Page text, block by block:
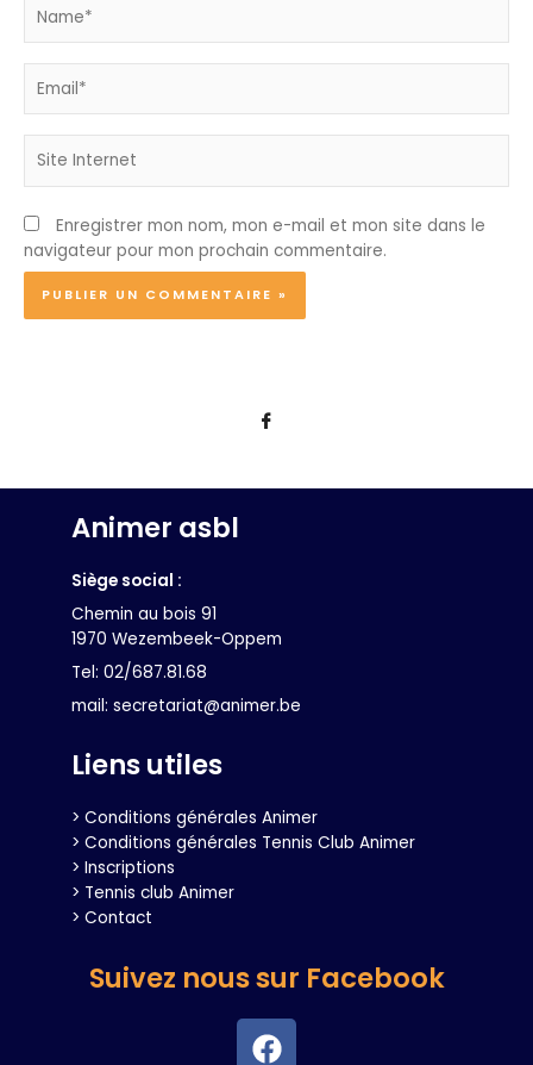
Internet
Enregistrer mon nom, mon e-mail et mon site dans le
navigateur pour mon prochain commentaire.
Animer asbl
Siège social :
Chemin au bois 91
1970 Wezembeek-Oppem
Tel: 02/687.81.68
mail: secretariat@animer.be
Liens utiles
> Conditions générales Animer
> Conditions générales Tennis Club Animer
> Inscriptions
> Tennis club Animer
> Contact
Suivez nous sur Facebook
F